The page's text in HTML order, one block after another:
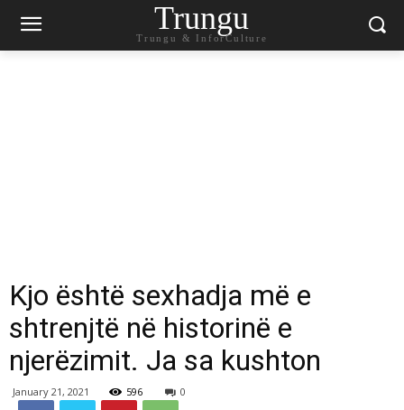
Trungu
Trungu & InforCulture
Kjo është sexhadja më e
shtrenjtë në historinë e
njerëzimit. Ja sa kushton
January 21, 2021 596 0